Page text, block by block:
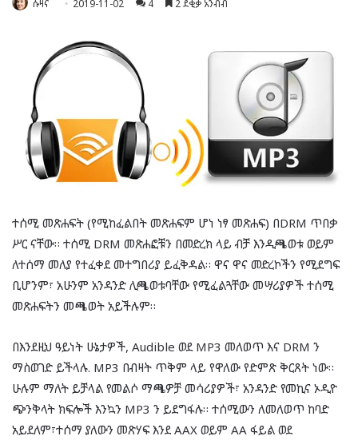
ሱዛና 2019-11-02 4 2 ደቂቃ አንብብ
ተሰሚ መጽሐፍት (የሚከፈልበት መጽሐፍም ሆነ ነፃ መጽሐፍ) በDRM ጥበቃ
ሥር ናቸው። ተሰሚ DRM መጽሐፎቹን በመድረክ ላይ ብቻ እንዲጫወቱ ወይም
ለተሰማ መለያ የተፈቀደ መተግበሪያ ይፈቅዳል። ዋና ዋና መድረኮችን የሚደግፍ
ቢሆንም፣ አሁንም አንዳንድ ሊጫወቱባቸው የሚፈልጓቸው መሣሪያዎች ተሰሚ
መጽሐፍትን መጫወት አይችሉም።
በእንደዚህ ዓይነት ሁኔታዎች, Audible ወደ MP3 መለወጥ እና DRM ን
ማስወገድ ይችላሉ. MP3 በብዛት ጥቅም ላይ የዋለው የድምጽ ቅርጸት ነው።
ሁሉም ማለት ይቻላል የመልሶ ማጫዎቻ መሳሪያዎች፣ አንዳንድ የመኪና ኦዲዮ
ጭንቅላት ክፍሎች እንኳን MP3 ን ይደግፋሉ። ተሰሚውን ለመለወጥ ከባድ
አይደለም፣ተሰማ ያለውን መጽሃፍ እንደ AAX ወይም AA ፋይል ወደ